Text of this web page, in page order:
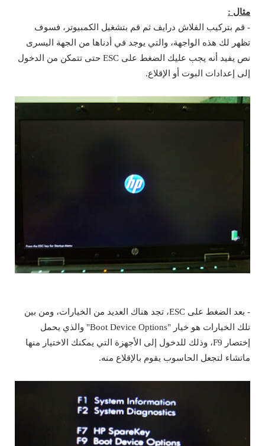
مثال :
- قم بتركيب الفلاش درايف ثم قم بتشغيل الكمبيوتر، فسوف
تظهر لك هذه الواجهة، والتي يوجد في أدناها من الجهة اليسرى
نص يفيد أنه يجب عليك الضغط على ESC حتى تتمكن من الدخول
إلى إعدادات البوت أو الإقلاع.
- بعد الضغط على ESC، تجد هناك العديد من الخيارات، ومن بين
تلك الخيارات هو خيار "Boot Device Options" والذي يحمل
إختصار F9، وذلك للدخول إلى الأجهزة التي يمكنك الاختيار منها
ماتشاء لتجعل الحاسوب يقوم بالإقلاع منه.